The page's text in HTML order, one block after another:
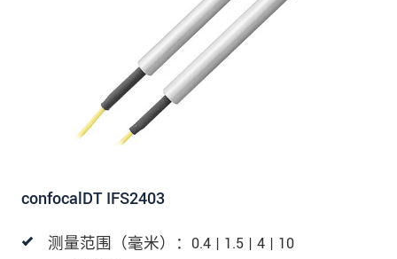
confocalDT IFS2403
测量范围（毫米）：0.4 | 1.5 | 4 | 10